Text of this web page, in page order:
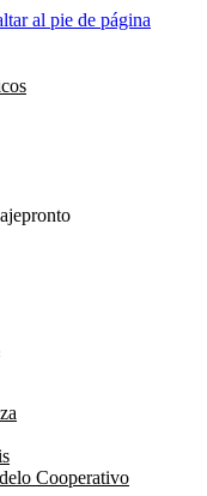
al pie de página
pronto
Cooperativo